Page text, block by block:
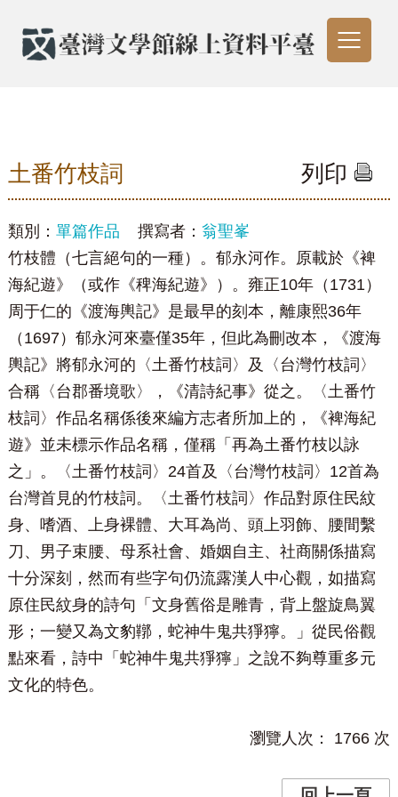
土番竹枝詞 列印
類別： 單篇作品 撰寫者： 翁聖峯
竹枝體（七言絕句的一種）。郁永河作。原載於《裨
海紀遊》（或作《稗海紀遊》）。雍正10年（1731）
周于仁的《渡海輿記》是最早的刻本，離康熙36年
（1697）郁永河來臺僅35年，但此為刪改本，《渡海
輿記》將郁永河的〈土番竹枝詞〉及〈台灣竹枝詞〉
合稱〈台郡番境歌〉，《清詩紀事》從之。〈土番竹
枝詞〉作品名稱係後來編方志者所加上的，《裨海紀
遊》並未標示作品名稱，僅稱「再為土番竹枝以詠
之」。〈土番竹枝詞〉24首及〈台灣竹枝詞〉12首為
台灣首見的竹枝詞。〈土番竹枝詞〉作品對原住民紋
身、嗜酒、上身裸體、大耳為尚、頭上羽飾、腰間繫
刀、男子束腰、母系社會、婚姻自主、社商關係描寫
十分深刻，然而有些字句仍流露漢人中心觀，如描寫
原住民紋身的詩句「文身舊俗是雕青，背上盤旋鳥翼
形；一變又為文豹鞹，蛇神牛鬼共猙獰。」從民俗觀
點來看，詩中「蛇神牛鬼共猙獰」之說不夠尊重多元
文化的特色。
瀏覽人次： 1766 次